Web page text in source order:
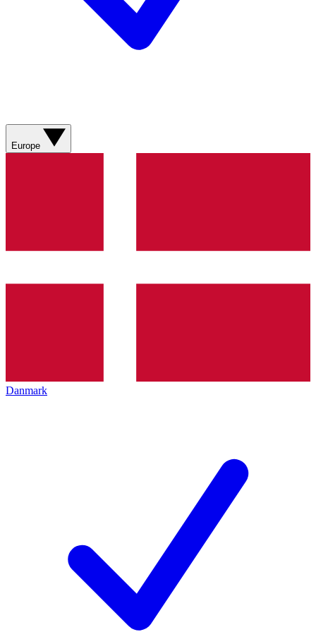
Europe
Danmark